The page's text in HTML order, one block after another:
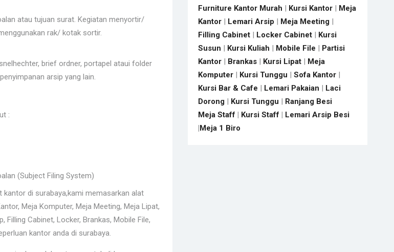
atau tujuan surat. Kegiatan menyortir/
rak/ kotak sortir.
brief ordner, portapel ataui folder
arsip yang lain.
:
(Subject Filing System)
di surabaya,kami memasarkan alat
Meja Komputer, Meja Meeting, Meja Lipat,
Filling Cabinet, Locker, Brankas, Mobile File,
kantor anda di surabaya.
Furniture Kantor Murah | Kursi Kantor | Meja
Kantor | Lemari Arsip | Meja Meeting |
Filling Cabinet | Locker Cabinet | Kursi
Susun | Kursi Kuliah | Mobile File | Partisi
Kantor | Brankas | Kursi Lipat | Meja
Komputer | Kursi Tunggu | Sofa Kantor |
Kursi Bar & Cafe | Lemari Pakaian | Laci
Dorong | Kursi Tunggu | Ranjang Besi
Meja Staff | Kursi Staff | Lemari Arsip Besi
|Meja 1 Biro